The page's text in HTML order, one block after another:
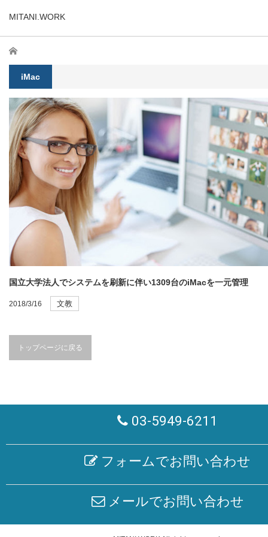
MITANI.WORK
ホーム
iMac
国立大学法人でシステムを刷新に伴い1309台のiMacを一元管理
2018/3/16 文教
トップページに戻る
03-5949-6211
フォームでお問い合わせ
メールでお問い合わせ